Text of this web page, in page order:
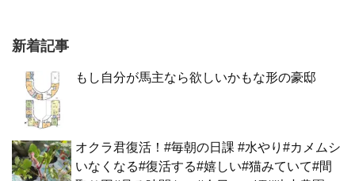
新着記事
もし自分が馬主なら欲しいかもな形の豪邸
オクラ君復活！#毎朝の日課 #水やり#カメムシ
いなくなる#復活する#嬉しい#猫みていて#間